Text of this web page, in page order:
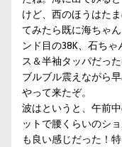
けど、西のほうはた
てみたら既に海ちゃ
ンド目の38K、石ち
ス＆半袖タッパだっ
ブルブル震えながら
やって来たぞ。
波はというと、午前
ットで腰くらいのシ
も良い感じだった！